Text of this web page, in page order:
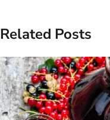
Related Posts